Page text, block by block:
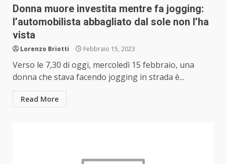
Donna muore investita mentre fa jogging:
l’automobilista abbagliato dal sole non l’ha
vista
Lorenzo Briotti Febbraio 15, 2023
Verso le 7,30 di oggi, mercoledì 15 febbraio, una
donna che stava facendo jogging in strada è...
Read More